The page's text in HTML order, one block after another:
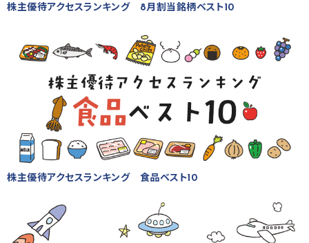
株主優待アクセスランキング 8月割当銘柄ベスト10
株主優待アクセスランキング 食品ベスト10